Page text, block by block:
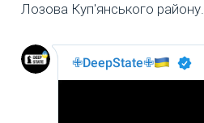
Лозова Куп'янського району.